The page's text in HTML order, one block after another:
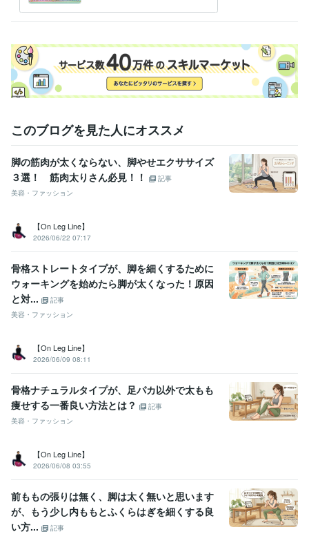
このブログを見た人にオススメ
脚の筋肉が太くならない、脚やせエクササイズ
３選！ 筋肉太りさん必見！！
記事
美容・ファッション
【On Leg Line】
2026/06/22 07:17
骨格ストレートタイプが、脚を細くするために
ウォーキングを始めたら脚が太くなった！原因
と対...
記事
美容・ファッション
【On Leg Line】
2026/06/09 08:11
骨格ナチュラルタイプが、足パカ以外で太もも
痩せする一番良い方法とは？
記事
美容・ファッション
【On Leg Line】
2026/06/08 03:55
前ももの張りは無く、脚は太く無いと思います
が、もう少し内ももとふくらはぎを細くする良
い方...
記事